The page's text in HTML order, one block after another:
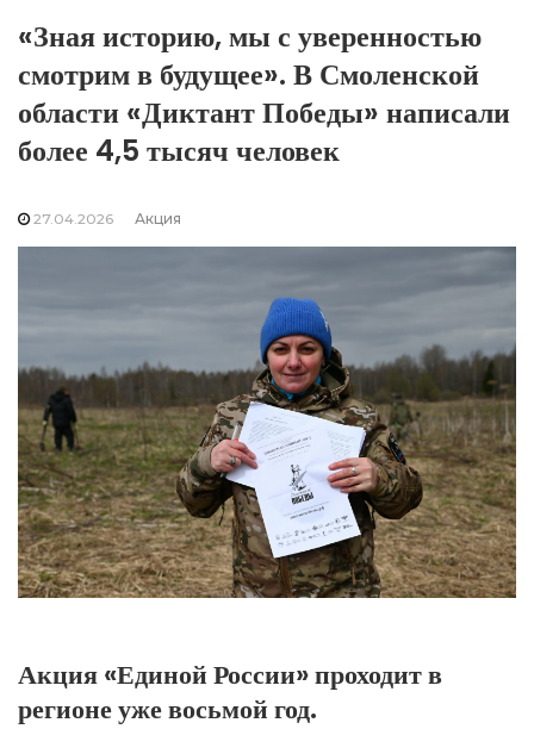
«Зная историю, мы с уверенностью
смотрим в будущее». В Смоленской
области «Диктант Победы» написали
более 4,5 тысяч человек
27.04.2026 Акция
Акция «Единой России» проходит в
регионе уже восьмой год.